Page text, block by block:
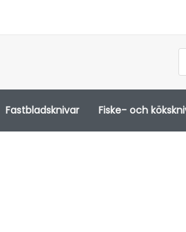
Fastbladsknivar Fiske- och